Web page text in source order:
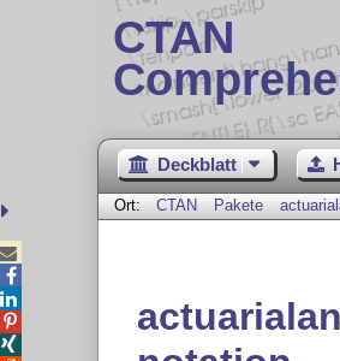
CTAN
Deckblatt
Ort: CTAN Pakete



